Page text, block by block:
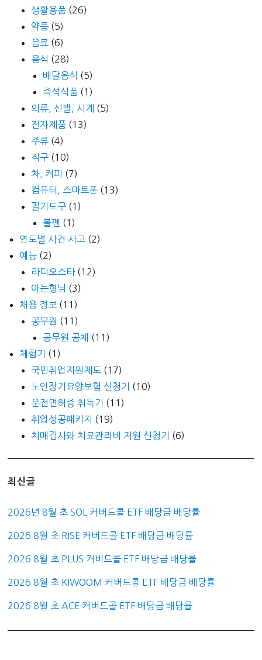
생활용품 (26)
약품 (5)
음료 (6)
음식 (28)
배달음식 (5)
즉석식품 (1)
의류, 신발, 시계 (5)
전자제품 (13)
주류 (4)
직구 (10)
차, 커피 (7)
컴퓨터, 스마트폰 (13)
필기도구 (1)
볼펜 (1)
연도별 사건 사고 (2)
예능 (2)
라디오스타(12)
아는형님 (3)
채용 정보 (11)
공무원 (11)
공무원 공채 (11)
체험기
(1)
국민취업지원제도 (17)
노인장기요양보험 신청기
(10)
운전면허증 취득기
(11)
취업성공패키지
(19)
치매검사와 치료관리비 지원 신청기
(6)
최신글
2026년 8월 초 SOL 커버드콜 ETF 배당금 배당률
2026 8월 초 RISE 커버드콜 ETF 배당금 배당률
2026 8월 초 PLUS 커버드콜 ETF 배당금 배당률
2026 8월 초 KIWOOM 커버드콜 ETF 배당금 배당률
2026 8월 초 ACE 커버드콜 ETF 배당금 배당률